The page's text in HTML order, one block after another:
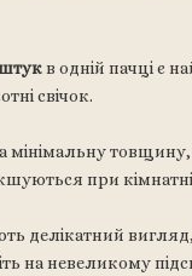
в одній пачці є
свічок.
мінімальну
при
делікатний
на невеликому